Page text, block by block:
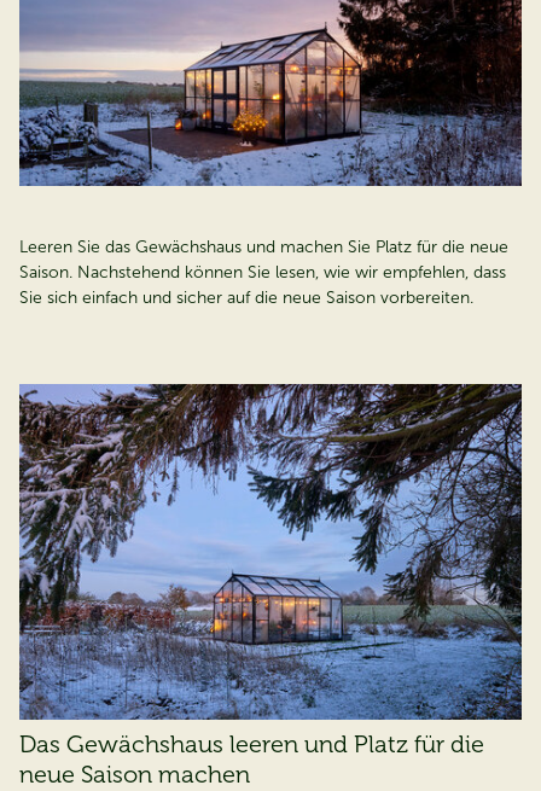
Leeren Sie das Gewächshaus und machen Sie Platz für die neue
Saison. Nachstehend können Sie lesen, wie wir empfehlen, dass
Sie sich einfach und sicher auf die neue Saison vorbereiten.
Das Gewächshaus leeren und Platz für die
neue Saison machen